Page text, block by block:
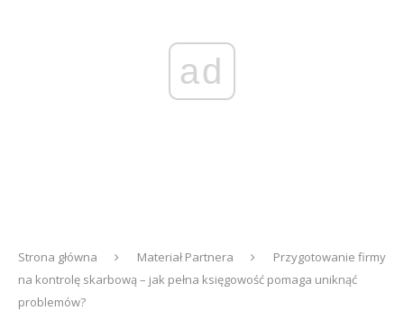
ad
Strona główna Materiał Partnera
Przygotowanie firmy
na kontrolę skarbową – jak pełna księgowość pomaga uniknąć
problemów?